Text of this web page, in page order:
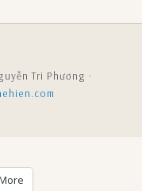
Tri Phương ·